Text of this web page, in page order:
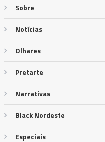
Sobre
Notícias
Olhares
Pretarte
Narrativas
Black Nordeste
Especiais